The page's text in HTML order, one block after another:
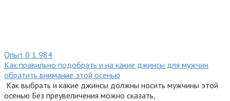
Опыт 0 1 984
Как правильно подобрать и на какие джинсы для мужчин
обратить внимание этой осенью
Как выбрать и какие джинсы должны носить мужчины этой
осенью Без преувеличения можно сказать,